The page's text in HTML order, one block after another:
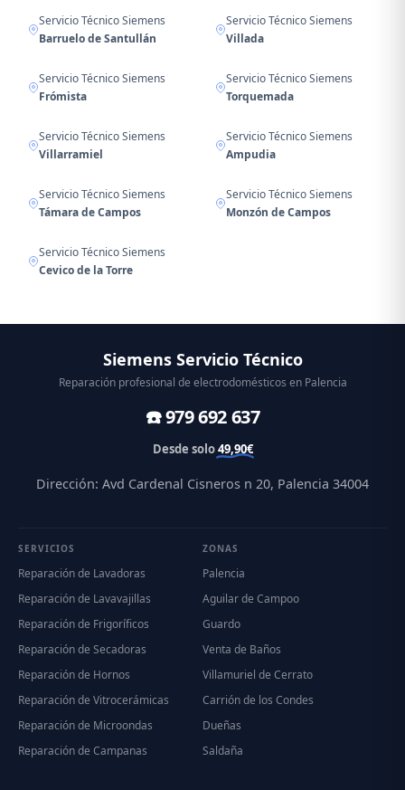
Servicio Técnico Siemens
Barruelo de Santullán
Servicio Técnico Siemens
Villada
Servicio Técnico Siemens
Frómista
Servicio Técnico Siemens
Torquemada
Servicio Técnico Siemens
Villarramiel
Servicio Técnico Siemens
Ampudia
Servicio Técnico Siemens
Támara de Campos
Servicio Técnico Siemens
Monzón de Campos
Servicio Técnico Siemens
Cevico de la Torre
Siemens Servicio Técnico
Reparación profesional de electrodomésticos en Palencia
☎️ 979 692 637
Desde solo49,90€
Dirección: Avd Cardenal Cisneros n 20, Palencia 34004
SERVICIOS
Reparación de Lavadoras
Reparación de Lavavajillas
Reparación de Frigoríficos
Reparación de Secadoras
Reparación de Hornos
Reparación de Vitrocerámicas
Reparación de Microondas
Reparación de Campanas
ZONAS
Palencia
Aguilar de Campoo
Guardo
Venta de Baños
Villamuriel de Cerrato
Carrión de los Condes
Dueñas
Saldaña